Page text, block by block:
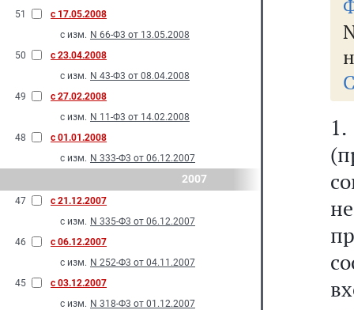
51
с 17.05.2008
с изм. N 66-Ф3 от 13.05.2008
50
с 23.04.2008
с изм. N 43-Ф3 от 08.04.2008
49
с 27.02.2008
с изм. N 11-Ф3 от 14.02.2008
48
с 01.01.2008
с изм. N 333-Ф3 от 06.12.2007
2007
47
с 21.12.2007
с изм. N 335-Ф3 от 06.12.2007
46
с 06.12.2007
с изм. N 252-Ф3 от 04.11.2007
45
с 03.12.2007
с изм. N 318-Ф3 от 01.12.2007